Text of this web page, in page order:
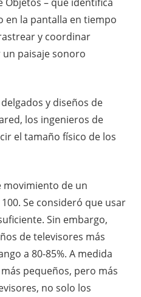
en la pantalla en tiempo
y coordinar
paisaje sonoro
y diseños de
los ingenieros de
el tamaño físico de los
movimiento de un
Se consideró que usar
Sin embargo,
de televisores más
a 80-85%. A medida
pequeños, pero más
no solo los